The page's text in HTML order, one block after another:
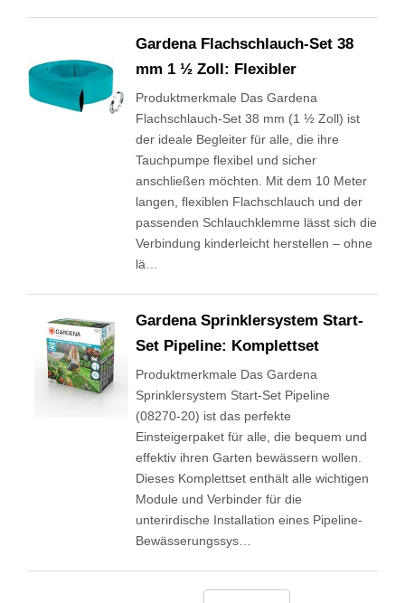
Gardena Flachschlauch-Set 38
mm 1 ½ Zoll: Flexibler
Produktmerkmale Das Gardena
Flachschlauch-Set 38 mm (1 ½ Zoll) ist
der ideale Begleiter für alle, die ihre
Tauchpumpe flexibel und sicher
anschließen möchten. Mit dem 10 Meter
langen, flexiblen Flachschlauch und der
passenden Schlauchklemme lässt sich die
Verbindung kinderleicht herstellen – ohne
lä…
Gardena Sprinklersystem Start-
Set Pipeline: Komplettset
Produktmerkmale Das Gardena
Sprinklersystem Start-Set Pipeline
(08270-20) ist das perfekte
Einsteigerpaket für alle, die bequem und
effektiv ihren Garten bewässern wollen.
Dieses Komplettset enthält alle wichtigen
Module und Verbinder für die
unterirdische Installation eines Pipeline-
Bewässerungssys…